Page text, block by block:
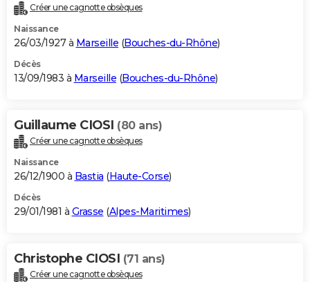
Créer une cagnotte obsèques
Naissance
26/03/1927 à Marseille (Bouches-du-Rhône)
Décès
13/09/1983 à Marseille (Bouches-du-Rhône)
Guillaume CIOSI (80 ans)
Créer une cagnotte obsèques
Naissance
26/12/1900 à Bastia (Haute-Corse)
Décès
29/01/1981 à Grasse (Alpes-Maritimes)
Christophe CIOSI (71 ans)
Créer une cagnotte obsèques